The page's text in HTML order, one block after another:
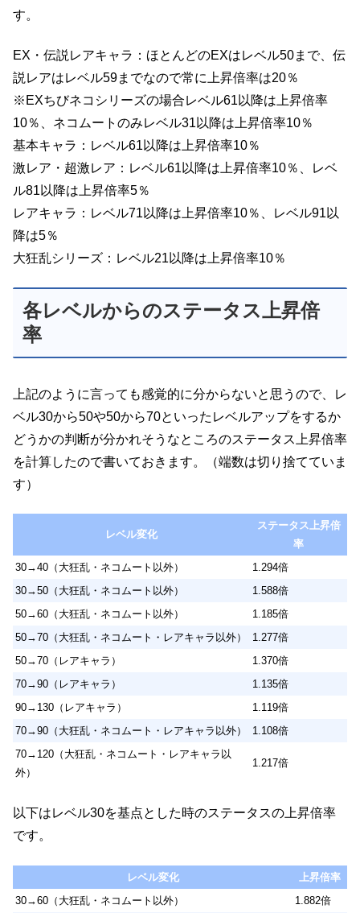
す。
EX・伝説レアキャラ：ほとんどのEXはレベル50まで、伝
説レアはレベル59までなので常に上昇倍率は20％
※EXちびネコシリーズの場合レベル61以降は上昇倍率
10％、ネコムートのみレベル31以降は上昇倍率10％
基本キャラ：レベル61以降は上昇倍率10％
激レア・超激レア：レベル61以降は上昇倍率10％、レベ
ル81以降は上昇倍率5％
レアキャラ：レベル71以降は上昇倍率10％、レベル91以
降は5％
大狂乱シリーズ：レベル21以降は上昇倍率10％
各レベルからのステータス上昇倍
率
上記のように言っても感覚的に分からないと思うので、レ
ベル30から50や50から70といったレベルアップをするか
どうかの判断が分かれそうなところのステータス上昇倍率
を計算したので書いておきます。（端数は切り捨てていま
す）
レベル変化
ステータス上昇倍
率
30→40（大狂乱・ネコムート以外）
1.294倍
30→50（大狂乱・ネコムート以外）
1.588倍
50→60（大狂乱・ネコムート以外）
1.185倍
50→70（大狂乱・ネコムート・レアキャラ以外）
1.277倍
50→70（レアキャラ）
1.370倍
70→90（レアキャラ）
1.135倍
90→130（レアキャラ）
1.119倍
70→90（大狂乱・ネコムート・レアキャラ以外）
1.108倍
70→120（大狂乱・ネコムート・レアキャラ以
外）
1.217倍
以下はレベル30を基点とした時のステータスの上昇倍率
です。
レベル変化
上昇倍率
30→60（大狂乱・ネコムート以外）
1.882倍